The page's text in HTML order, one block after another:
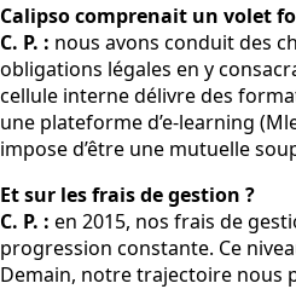
Calipso comprenait un volet
C. P. : nous avons conduit des
obligations légales en y
cellule interne délivre des
une plateforme d’e-learning
impose d’être une mutuelle
Et sur les frais de gestion ?
C. P. : en 2015, nos frais de
progression constante. Ce
Demain, notre trajectoire nous